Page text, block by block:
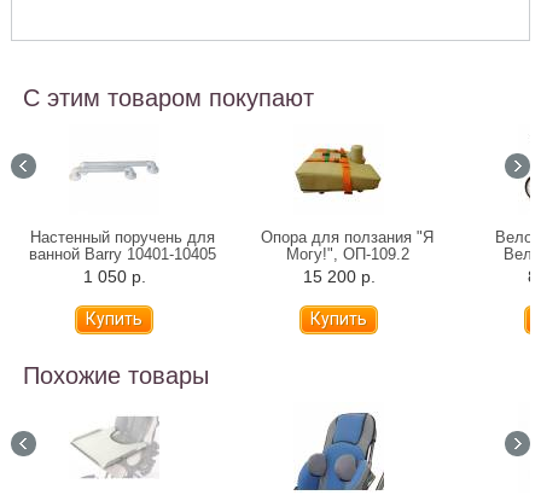
С этим товаром покупают
Настенный поручень для
ванной Barry 10401-10405
(31-81 см)
1 050 р.
Опора для ползания "Я
Могу!", ОП-109.2
15 200 р.
Похожие товары